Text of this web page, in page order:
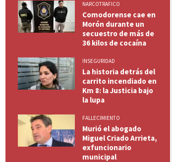
NARCOTRAFICO
Comodorense cae en
Morón durante un
secuestro de más de
36 kilos de cocaína
INSEGURIDAD
La historia detrás del
carrito incendiado en
Km 8: la Justicia bajo
la lupa
FALLECIMIENTO
Murió el abogado
Miguel Criado Arrieta,
exfuncionario
municipal